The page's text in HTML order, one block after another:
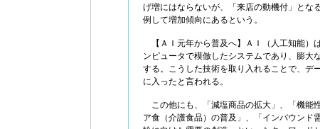
げ増にはならないが、「来店の動機付」とな
例して増加傾向にあるという。
【ＡＩ元年から普及へ】ＡＩ（人工知能）
ンピュータで模倣したシステムであり、膨大
する。こうした技術を取り入れることで、デ
に入ったと言われる。
この他にも、「減塩商品の拡大」、「機能
ア食（介護食品）の普及」、「インバウンド